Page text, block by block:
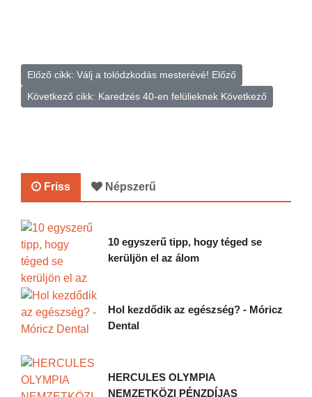
Előző cikk: Válj a tolódzkodás mesterévé! Előző
Következő cikk: Karedzés 40-en felülieknek Következő
Friss Népszerű
10 egyszerű tipp, hogy téged se
kerüljön el az álom
Hol kezdődik az egészség? - Móricz
Dental
HERCULES OLYMPIA
NEMZETKÖZI PÉNZDÍJAS